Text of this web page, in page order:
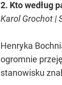
2. Kto według
Karol Grochot |
Henryka
ogromnie
stanowisku